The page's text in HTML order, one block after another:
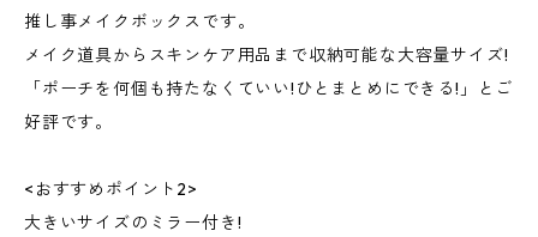
推し事メイクボックスです。
メイク道具からスキンケア用品まで収納可能な大容量サイズ!
「ポーチを何個も持たなくていい!ひとまとめにできる!」とご
好評です。
<おすすめポイント2>
大きいサイズのミラー付き!